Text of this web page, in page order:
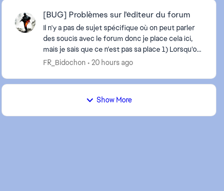
[BUG] Problèmes sur l'éditeur du forum
Il n'y a pas de sujet spécifique où on peut parler
des soucis avec le forum donc je place cela ici,
mais je sais que ce n'est pas sa place 1) Lorsqu'on
rédige on a droit souvent à ces messages d'er...
FR_Bidochon 20 hours ago
Show More